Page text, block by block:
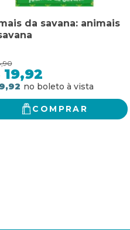
da savana: animais
19,92
COMPRAR